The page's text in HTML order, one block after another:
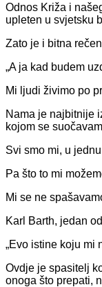
Odnos Križa i
upleten u svjetsku
Zato je i bitna
„A ja kad budem
Mi ljudi živimo po
Nama je najbitnije
kojom se
Svi smo mi, u
Pa što to mi
Mi se ne
Karl Barth, jedan
„Evo istine koju mi
Ovdje je spasitelj
onoga što prepati,